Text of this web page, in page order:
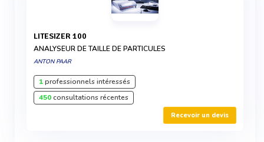
LITESIZER 100
ANALYSEUR DE TAILLE DE PARTICULES
ANTON PAAR
1professionnels intéressés
450consultations récentes
Recevoir un devis